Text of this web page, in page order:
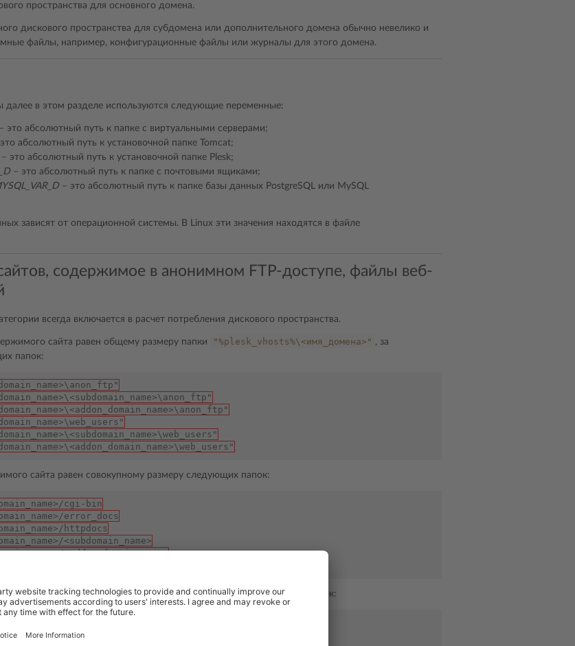
пространства для основного домена.
дискового пространства для субдомена или дополнительного домена обычно невелико и
файлы, например, конфигурационные файлы или журналы для этого домена.
в этом разделе используются следующие переменные:
это абсолютный путь к папке с виртуальными серверами;
абсолютный путь к установочной папке Tomcat;
это абсолютный путь к установочной папке Plesk;
– это абсолютный путь к папке с почтовыми ящиками;
– это абсолютный путь к папке базы данных PostgreSQL или MySQL
зависят от операционной системы. В Linux эти значения находятся в файле
содержимое в анонимном FTP-доступе, файлы веб-
всегда включается в расчет потребления дискового пространства.
сайта равен общему размеру папки "%plesk_vhosts%\<имя_домена>" , за
папок:
сайта равен совокупному размеру следующих папок:
cgi-bin
error_docs
httpdocs
<subdomain_name>
<addon_domain_name>
анонимного FTP равен совокупному размеру следующих папок: